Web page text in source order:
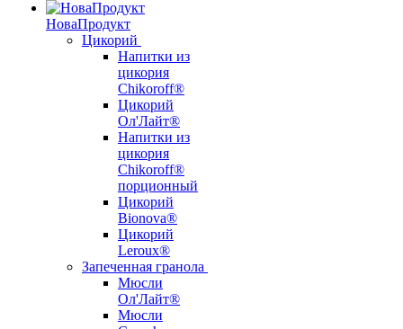
НоваПродукт
Цикорий
Напитки из
цикория
Chikoroff®
Цикорий
Ол'Лайт®
Напитки из
цикория
Chikoroff®
порционный
Цикорий
Bionova®
Цикорий
Leroux®
Запеченная гранола
Мюсли
Ол'Лайт®
Мюсли